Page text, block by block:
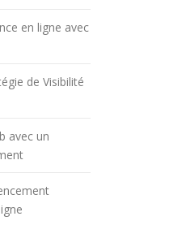
en ligne avec
de Visibilité
avec un